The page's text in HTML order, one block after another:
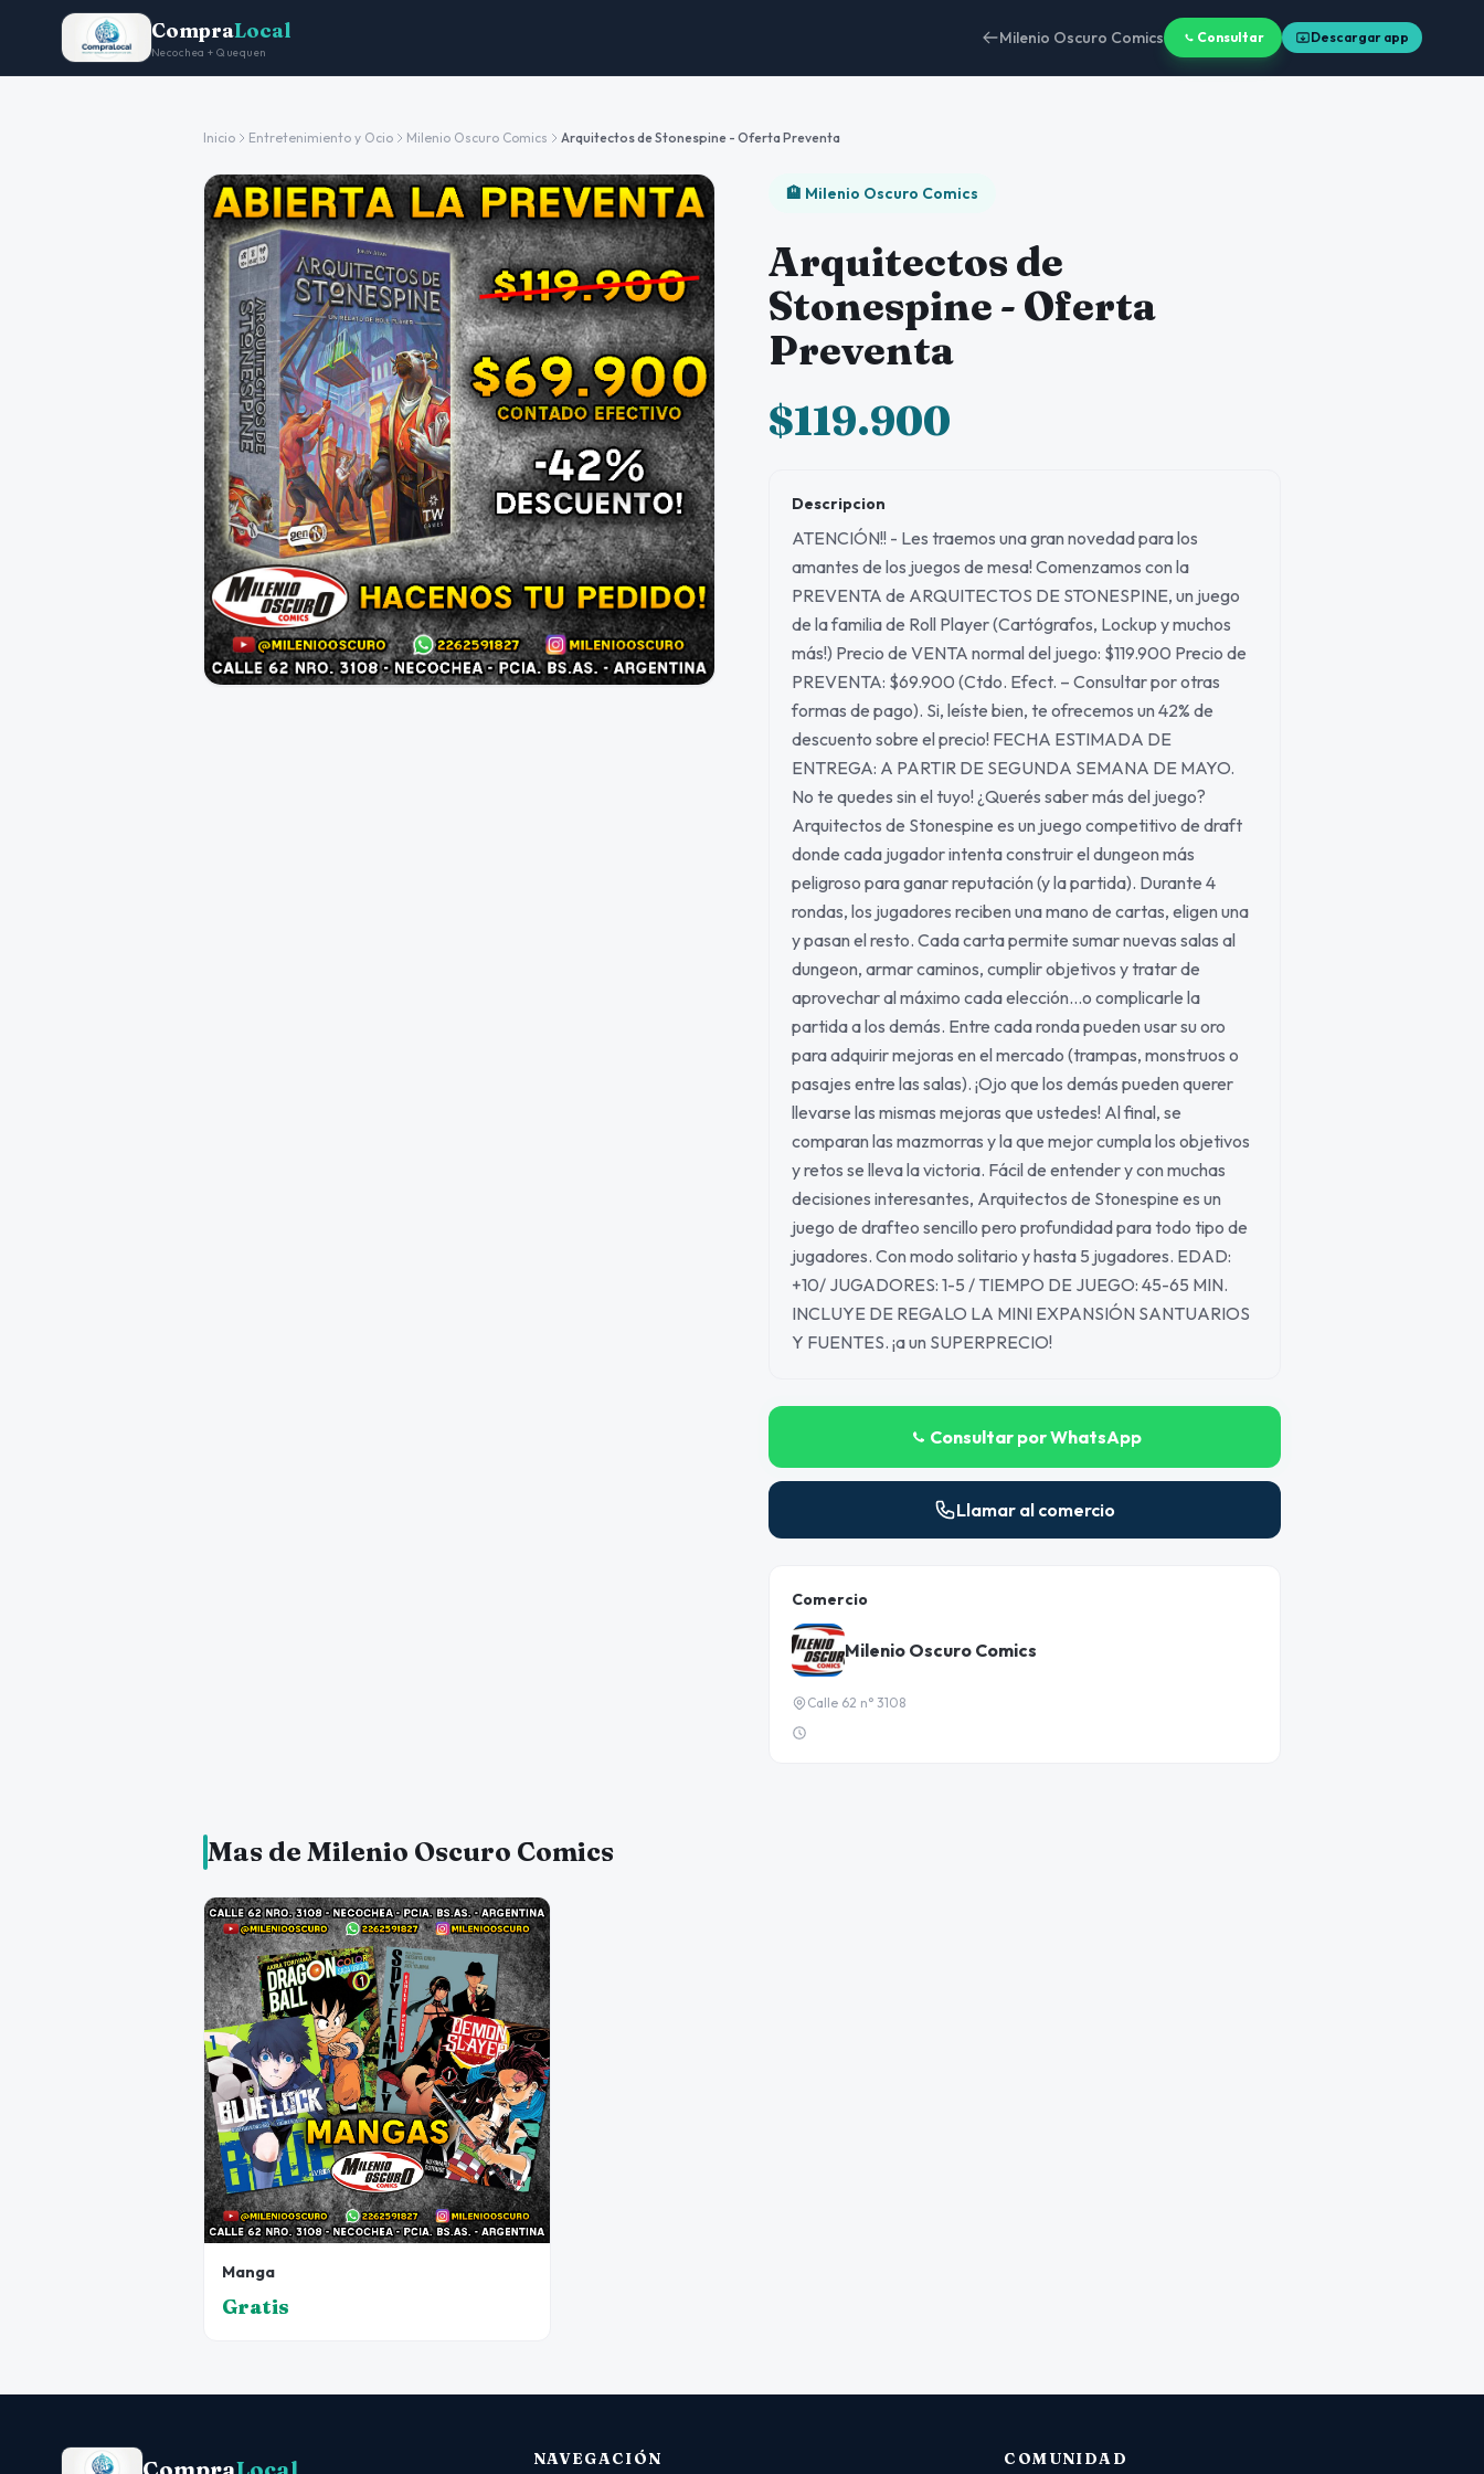
CompraLocal
Necochea + Quequen
Milenio Oscuro Comics Consultar Descargar app
Inicio Entretenimiento y Ocio Milenio Oscuro Comics Arquitectos de Stonespine - Oferta Preventa
🏨 Milenio Oscuro Comics
Arquitectos de
Stonespine - Oferta
Preventa
$119.900
Descripcion
ATENCIÓN!! - Les traemos una gran novedad para los
amantes de los juegos de mesa! Comenzamos con la
PREVENTA de ARQUITECTOS DE STONESPINE, un juego
de la familia de Roll Player (Cartógrafos, Lockup y muchos
más!) Precio de VENTA normal del juego: $119.900 Precio de
PREVENTA: $69.900 (Ctdo. Efect. – Consultar por otras
formas de pago). Si, leíste bien, te ofrecemos un 42% de
descuento sobre el precio! FECHA ESTIMADA DE
ENTREGA: A PARTIR DE SEGUNDA SEMANA DE MAYO.
No te quedes sin el tuyo! ¿Querés saber más del juego?
Arquitectos de Stonespine es un juego competitivo de draft
donde cada jugador intenta construir el dungeon más
peligroso para ganar reputación (y la partida). Durante 4
rondas, los jugadores reciben una mano de cartas, eligen una
y pasan el resto. Cada carta permite sumar nuevas salas al
dungeon, armar caminos, cumplir objetivos y tratar de
aprovechar al máximo cada elección...o complicarle la
partida a los demás. Entre cada ronda pueden usar su oro
para adquirir mejoras en el mercado (trampas, monstruos o
pasajes entre las salas). ¡Ojo que los demás pueden querer
llevarse las mismas mejoras que ustedes! Al final, se
comparan las mazmorras y la que mejor cumpla los objetivos
y retos se lleva la victoria. Fácil de entender y con muchas
decisiones interesantes, Arquitectos de Stonespine es un
juego de drafteo sencillo pero profundidad para todo tipo de
jugadores. Con modo solitario y hasta 5 jugadores. EDAD:
+10/ JUGADORES: 1-5 / TIEMPO DE JUEGO: 45-65 MIN.
INCLUYE DE REGALO LA MINI EXPANSIÓN SANTUARIOS
Y FUENTES. ¡a un SUPERPRECIO!
Consultar por WhatsApp
Llamar al comercio
Comercio
Milenio Oscuro Comics
Calle 62 n° 3108
Mas de Milenio Oscuro Comics
Manga
Gratis
NAVEGACIÓN COMUNIDAD